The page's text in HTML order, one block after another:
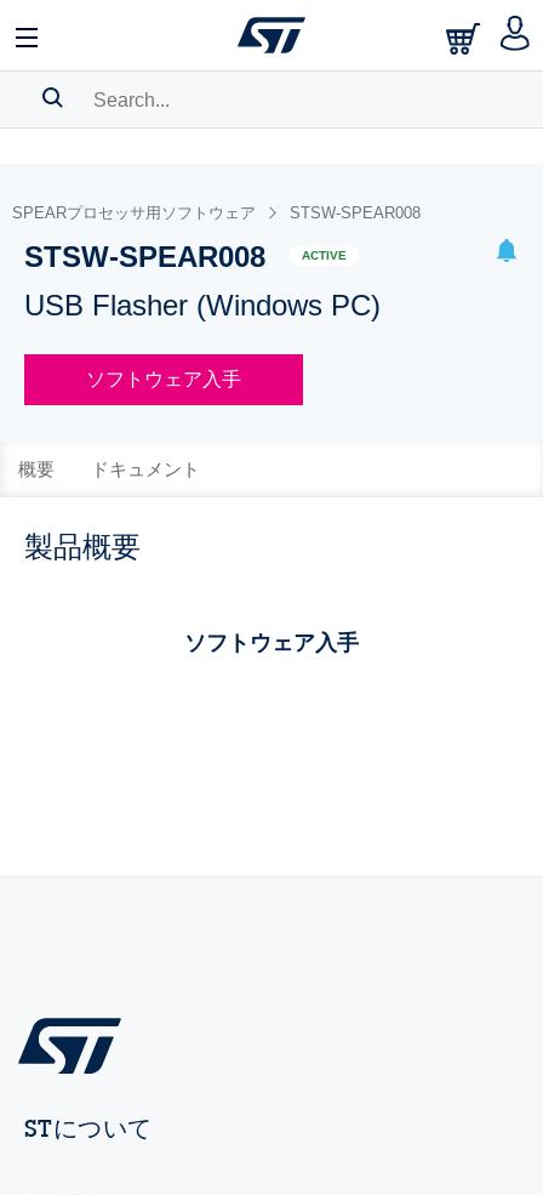
BOOKMARK
Pleaselog into show your saved searches.
SPEARプロセッサ用ソフトウェア STSW-SPEAR008
STSW-SPEAR008 ACTIVE
USB Flasher (Windows PC)
ソフトウェア入手
概要 ドキュメント
製品概要
ソフトウェア入手
STについて